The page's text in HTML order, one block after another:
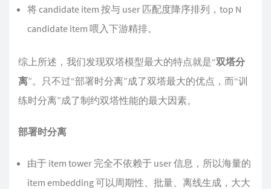
将 candidate item 按与 user 匹配度降序排列，top N
candidate item 喂入下游精排。
综上所述，我们发现双塔模型最大的特点就是“双塔分
离”。只不过“部署时分离”成了双塔最大的优点，而“训
练时分离”成了制约双塔性能的最大因素。
部署时分离
由于 item tower 完全不依赖于 user 信息，所以海量的
item embedding 可以周期性、批量、离线生成，大大